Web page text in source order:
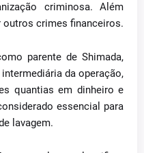
criminosa. Além
crimes financeiros.
parente de Shimada,
da operação,
quantias em dinheiro e
essencial para
lavagem.